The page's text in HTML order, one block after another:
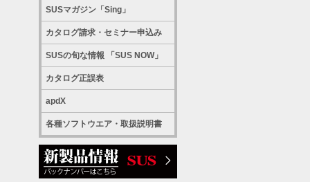
SUSマガジン「Sing」
カタログ請求・セミナー申込み
SUSの旬な情報 「SUS NOW」
カタログ正誤表
apdX
各種ソフトウエア・取扱説明書